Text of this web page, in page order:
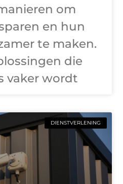
om
en hun
te maken.
die
vaker wordt
DIENSTVERLENING